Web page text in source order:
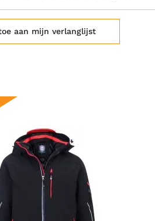
aan mijn verlanglijst